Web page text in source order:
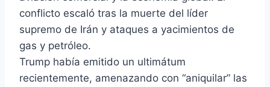
conflicto escaló tras la muerte del líder
supremo de Irán y ataques a yacimientos de
gas y petróleo.
Trump había emitido un ultimátum
recientemente, amenazando con “aniquilar” las